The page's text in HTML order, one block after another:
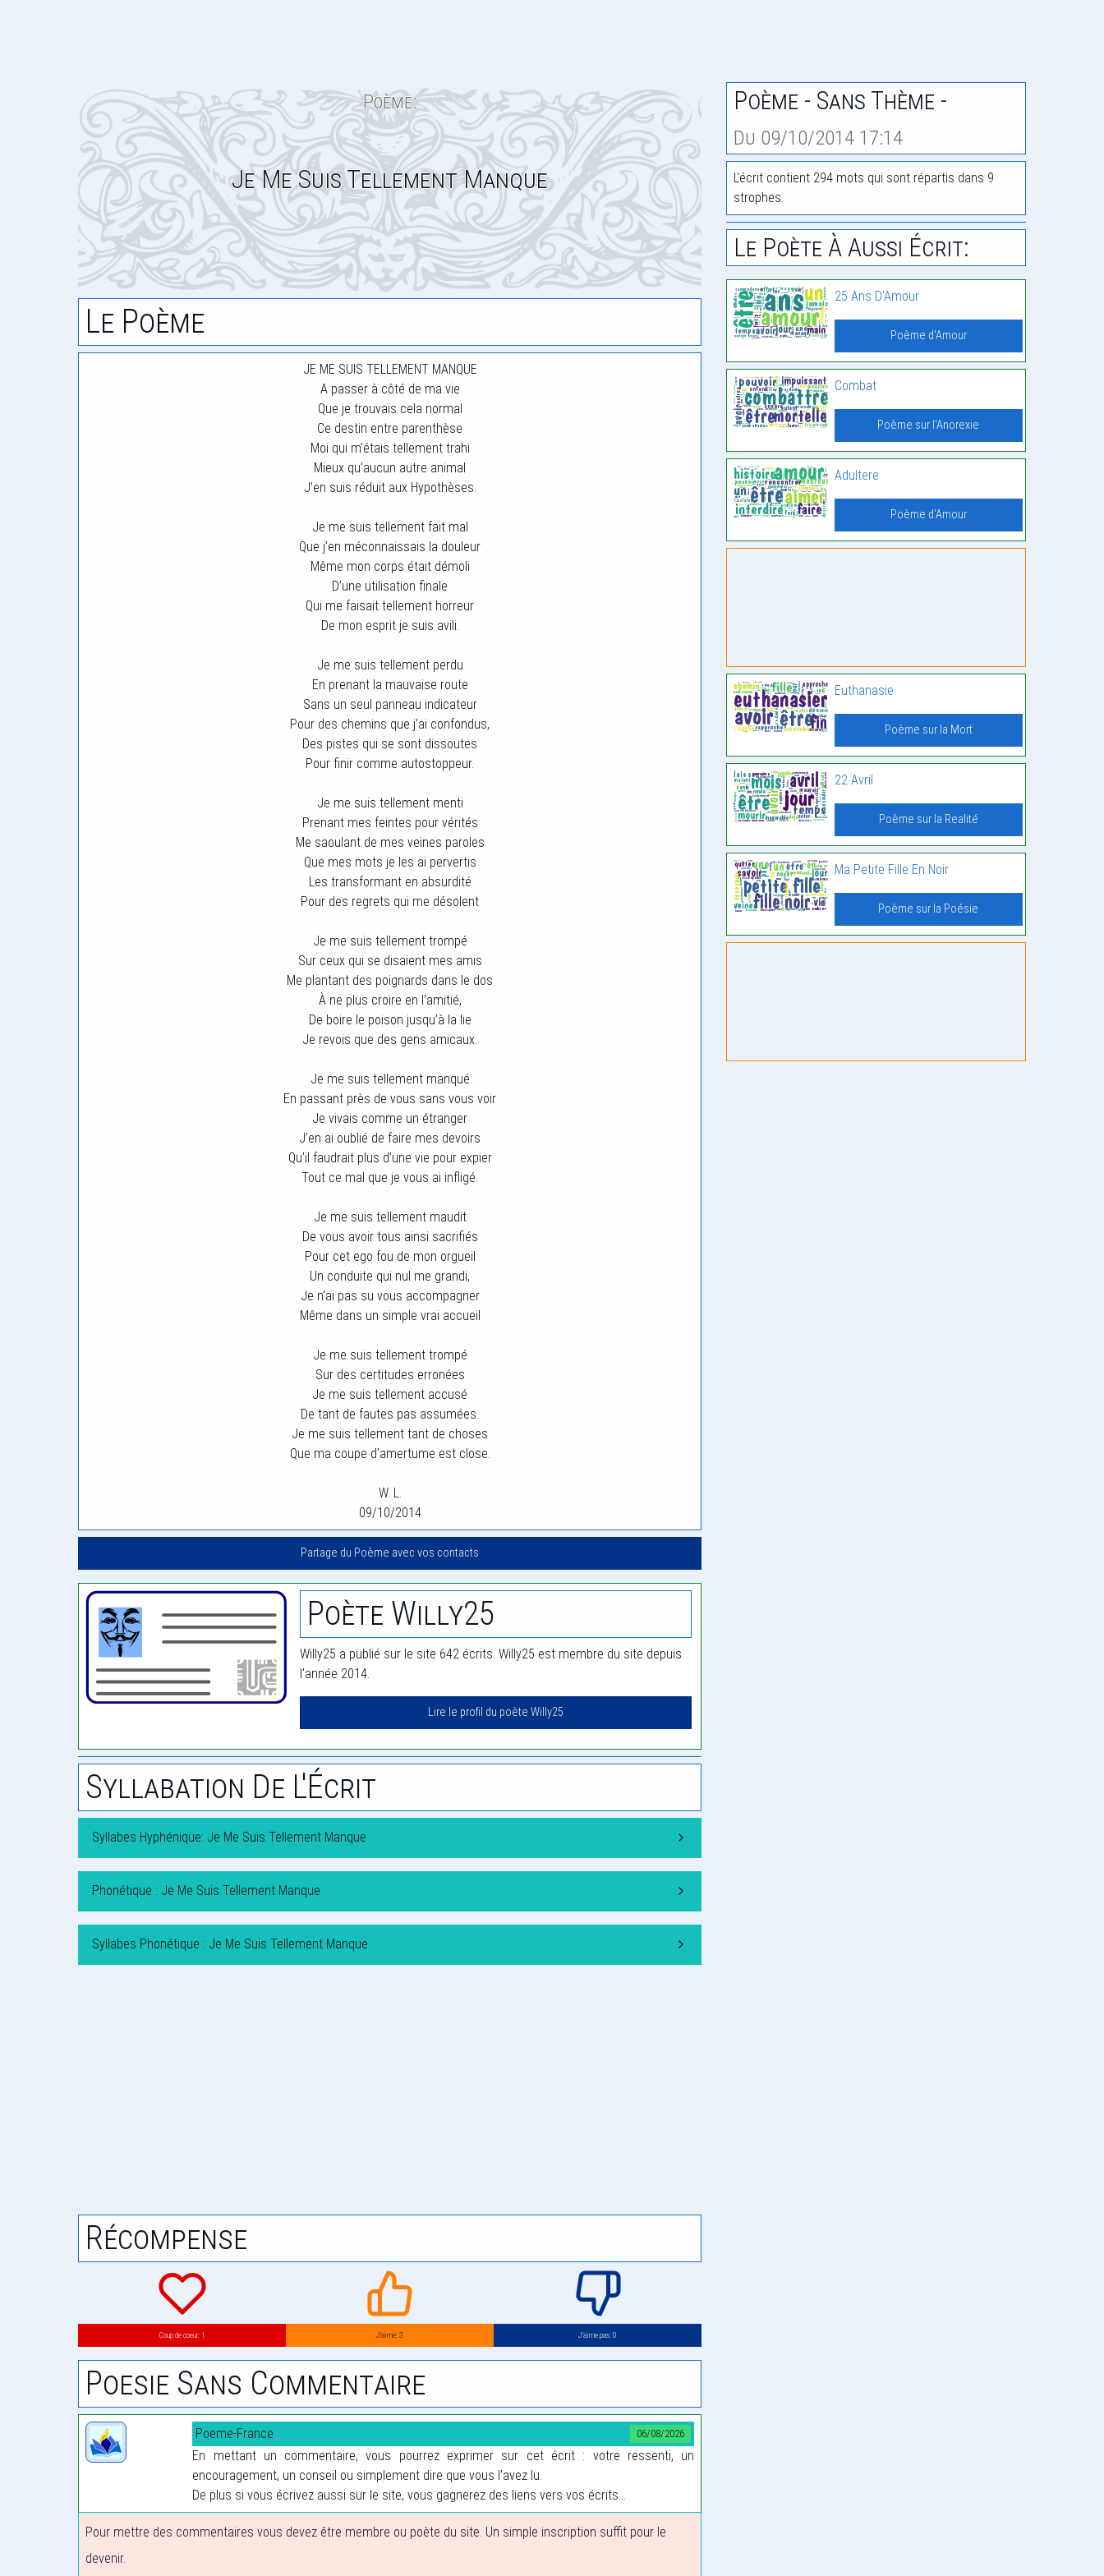
Poème:
Je Me Suis Tellement Manque
Le Poème
JE ME SUIS TELLEMENT MANQUE
A passer à côté de ma vie
Que je trouvais cela normal
Ce destin entre parenthèse
Moi qui m’étais tellement trahi
Mieux qu’aucun autre animal
J’en suis réduit aux Hypothèses.
Je me suis tellement fait mal
Que j’en méconnaissais la douleur
Même mon corps était démoli
D’une utilisation finale
Qui me faisait tellement horreur
De mon esprit je suis avili.
Je me suis tellement perdu
En prenant la mauvaise route
Sans un seul panneau indicateur
Pour des chemins que j’ai confondus,
Des pistes qui se sont dissoutes
Pour finir comme autostoppeur.
Je me suis tellement menti
Prenant mes feintes pour vérités
Me saoulant de mes veines paroles
Que mes mots je les ai pervertis
Les transformant en absurdité
Pour des regrets qui me désolent
Je me suis tellement trompé
Sur ceux qui se disaient mes amis
Me plantant des poignards dans le dos
À ne plus croire en l’amitié,
De boire le poison jusqu’à la lie
Je revois que des gens amicaux.
Je me suis tellement manqué
En passant près de vous sans vous voir
Je vivais comme un étranger
J’en ai oublié de faire mes devoirs
Qu’il faudrait plus d’une vie pour expier
Tout ce mal que je vous ai infligé.
Je me suis tellement maudit
De vous avoir tous ainsi sacrifiés
Pour cet ego fou de mon orgueil
Un conduite qui nul me grandi,
Je n’ai pas su vous accompagner
Même dans un simple vrai accueil
Je me suis tellement trompé
Sur des certitudes erronées
Je me suis tellement accusé
De tant de fautes pas assumées.
Je me suis tellement tant de choses
Que ma coupe d’amertume est close.
W. L.
09/10/2014
Partage du Poème avec vos contacts
Poète Willy25
Willy25 a publié sur le site 642 écrits. Willy25 est membre du site depuis
l'année 2014.
Lire le profil du poète Willy25
Syllabation De L'Écrit
Syllabes Hyphénique: Je Me Suis Tellement Manque
Phonétique : Je Me Suis Tellement Manque
Syllabes Phonétique : Je Me Suis Tellement Manque
Récompense
Coup de coeur: 1 J’aime: 3 J’aime pas: 0
Poesie Sans Commentaire
06/08/2026
Poeme-France
En mettant un commentaire, vous pourrez exprimer sur cet écrit : votre ressenti, un
encouragement, un conseil ou simplement dire que vous l'avez lu.
De plus si vous écrivez aussi sur le site, vous gagnerez des liens vers vos écrits...
Pour mettre des commentaires vous devez être membre ou poète du site. Un simple inscription suffit pour le
devenir.
Poème - Sans Thème -
Du 09/10/2014 17:14
L'écrit contient 294 mots qui sont répartis dans 9
strophes.
Le Poète À Aussi Écrit:
25 Ans D’Amour
Poème d'Amour
Combat
Poème sur l'Anorexie
Adultere
Poème d'Amour
Euthanasie
Poème sur la Mort
22 Avril
Poème sur la Realité
Ma Petite Fille En Noir
Poème sur la Poésie